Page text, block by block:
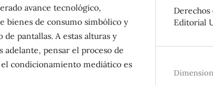
avance tecnológico,
bienes de consumo simbólico y
pantallas. A estas alturas y
adelante, pensar el proceso de
condicionamiento mediático es
Derechos
Editorial